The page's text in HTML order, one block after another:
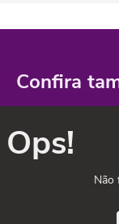
Confira
Ops!
Não